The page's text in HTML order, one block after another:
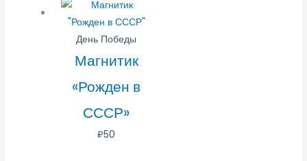
День Победы
Магнитик
«Рожден в
СССР»
₽50